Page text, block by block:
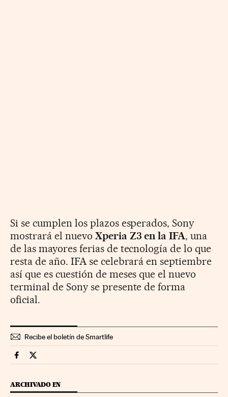
Si se cumplen los plazos esperados, Sony
mostrará el nuevo Xperia Z3 en la IFA, una
de las mayores ferias de tecnología de lo que
resta de año. IFA se celebrará en septiembre
así que es cuestión de meses que el nuevo
terminal de Sony se presente de forma
oficial.
Recibe el boletín de Smartlife
Smartlife Cinco Días en Facebook
Smartlife Cinco Días en Twitter
ARCHIVADO EN